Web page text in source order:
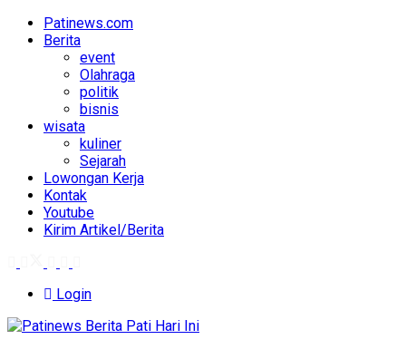
Patinews.com
Berita
event
Olahraga
politik
bisnis
wisata
kuliner
Sejarah
Lowongan Kerja
Kontak
Youtube
Kirim Artikel/Berita
Login